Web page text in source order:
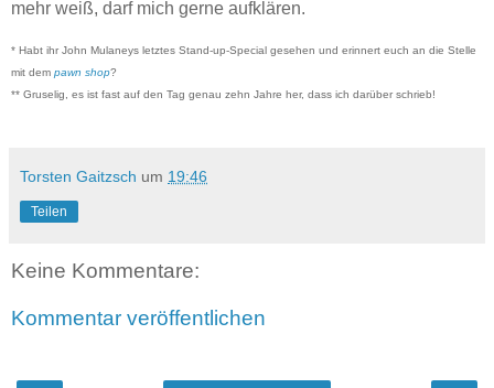
mehr weiß, darf mich gerne aufklären.
* Habt ihr John Mulaneys letztes Stand-up-Special gesehen und erinnert euch an die Stelle
mit dem pawn shop?
** Gruselig, es ist fast auf den Tag genau zehn Jahre her, dass ich darüber schrieb!
Torsten Gaitzsch um 19:46
Teilen
Keine Kommentare:
Kommentar veröffentlichen